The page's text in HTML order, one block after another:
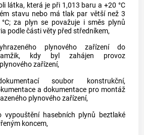
látka, která je při 1,013 baru a +20 °C
stavu nebo má tlak par větší než 3
za plyn se považuje i směs plynů
podle části věty před středníkem,
plynového zařízení do
kdy byl zahájen provoz
zařízení,
soubor konstrukční,
a dokumentace pro montáž
plynového zařízení,
vypouštění hasebních plynů beztlaké
koncem,